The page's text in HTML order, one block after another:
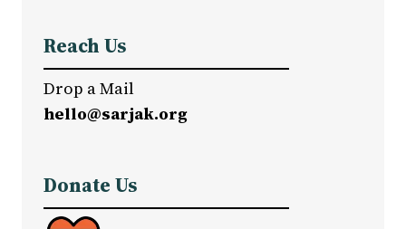
Reach Us
Drop a Mail
hello@sarjak.org
Donate Us